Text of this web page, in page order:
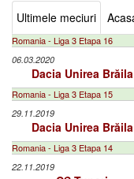
Ultimele meciuri
Romania - Liga 3 Etapa 16
06.03.2020
Dacia Unirea Brăila
Romania - Liga 3 Etapa 15
29.11.2019
Dacia Unirea Brăila
Romania - Liga 3 Etapa 14
22.11.2019